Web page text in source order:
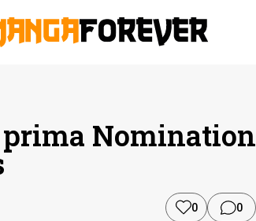
Nomination
0 0